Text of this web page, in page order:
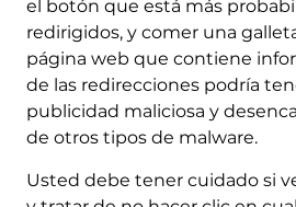
el botón que está más
redirigidos, y comer una
página web que contiene
de las redirecciones podría
publicidad maliciosa y
de otros tipos de malware.
Usted debe tener cuidado si